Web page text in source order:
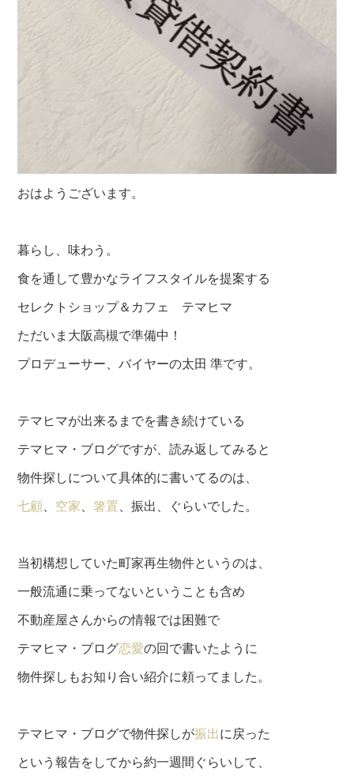
おはようございます。
暮らし、味わう。
食を通して豊かなライフスタイルを提案する
セレクトショップ＆カフェ テマヒマ
ただいま大阪高槻で準備中！
プロデューサー、バイヤーの太田 準です。
テマヒマが出来るまでを書き続けている
テマヒマ・ブログですが、読み返してみると
物件探しについて具体的に書いてるのは、
七顧、 空家、箸置、振出、ぐらいでした。
当初構想していた町家再生物件というのは、
一般流通に乗ってないということも含め
不動産屋さんからの情報では困難で
テマヒマ・ブログ恋愛の回で書いたように
物件探しもお知り合い紹介に頼ってました。
テマヒマ・ブログで物件探しが振出に戻った
という報告をしてから約一週間ぐらいして、